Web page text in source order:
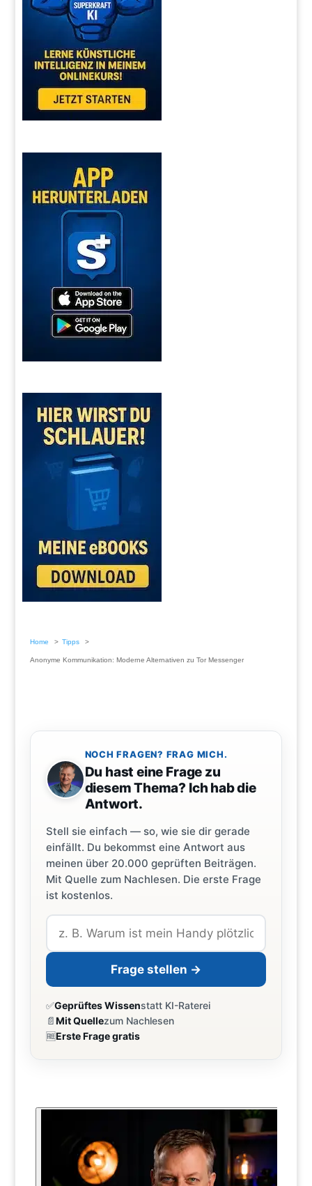
Home Tipps
Anonyme Kommunikation: Moderne Alternativen zu Tor Messenger
NOCH FRAGEN? FRAG MICH.
Du hast eine Frage zu
diesem Thema? Ich hab die
Antwort.
Stell sie einfach — so, wie sie dir gerade
einfällt. Du bekommst eine Antwort aus
meinen über 20.000 geprüften Beiträgen.
Mit Quelle zum Nachlesen. Die erste Frage
ist kostenlos.
Frage stellen →
✅Geprüftes Wissenstatt KI-Raterei
📄Mit Quellezum Nachlesen
🆓Erste Frage gratis